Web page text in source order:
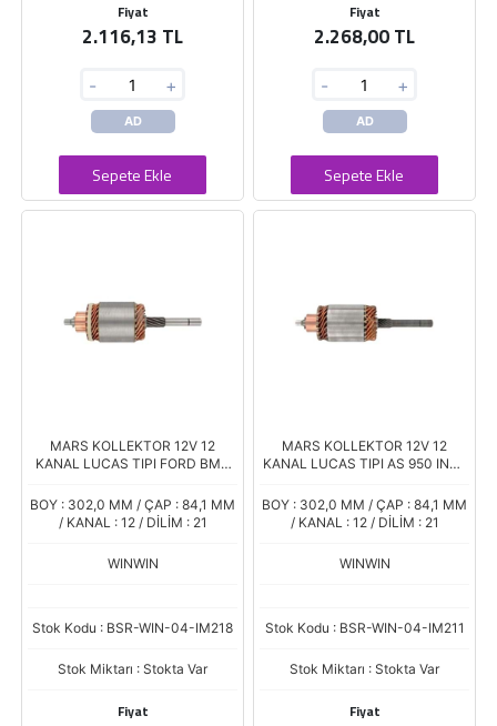
Fiyat
2.116,13 TL
- +
AD
Sepete Ekle
Fiyat
2.268,00 TL
- +
AD
Sepete Ekle
MARS KOLLEKTOR 12V 12
KANAL LUCAS TIPI FORD BMC
BOY : 302,0 MM / ÇAP : 84,1 MM
/ KANAL : 12 / DİLİM : 21
WINWIN
Stok Kodu : BSR-WIN-04-IM218
Stok Miktarı : Stokta Var
Fiyat
MARS KOLLEKTOR 12V 12
KANAL LUCAS TIPI AS 950 INCE
BOY : 302,0 MM / ÇAP : 84,1 MM
/ KANAL : 12 / DİLİM : 21
WINWIN
Stok Kodu : BSR-WIN-04-IM211
Stok Miktarı : Stokta Var
Fiyat